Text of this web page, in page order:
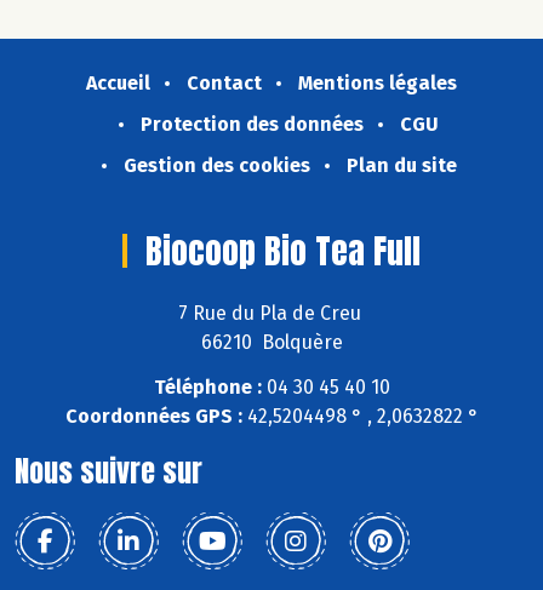
Accueil Contact
Mentions légales
Protection des données
CGU
Gestion des cookies
Plan du site
Biocoop Bio Tea Full
7 Rue du Pla de Creu
66210 Bolquère
Téléphone :04 30 45 40 10
Coordonnées GPS :42,5204498 ° , 2,0632822 °
Nous suivre sur